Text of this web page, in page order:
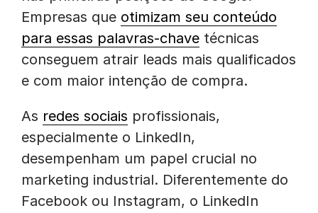
Empresas que otimizam seu conteúdo
para essas palavras-chave técnicas
conseguem atrair leads mais qualificados
e com maior intenção de compra.
As redes sociais profissionais,
especialmente o LinkedIn,
desempenham um papel crucial no
marketing industrial. Diferentemente do
Facebook ou Instagram, o LinkedIn